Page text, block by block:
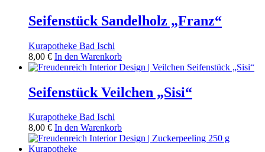
Seifenstück Sandelholz „Franz“
Kurapotheke Bad Ischl
8,00 € In den Warenkorb
Seifenstück Veilchen „Sisi“
Kurapotheke Bad Ischl
8,00 € In den Warenkorb